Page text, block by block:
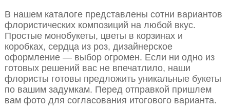
В нашем каталоге представлены сотни вариантов
флористических композиций на любой вкус.
Простые монобукеты, цветы в корзинах и
коробках, сердца из роз, дизайнерское
оформление — выбор огромен. Если ни одно из
готовых решений вас не впечатлило, наши
флористы готовы предложить уникальные букеты
по вашим задумкам. Перед отправкой пришлем
вам фото для согласования итогового варианта.